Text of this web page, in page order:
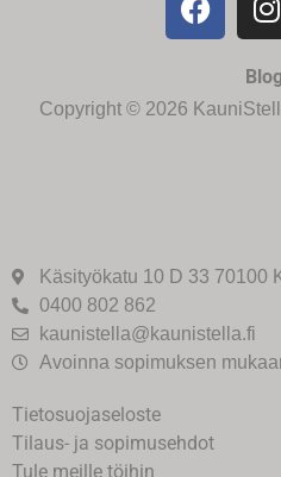
Copyright © 2026
Käsityökatu 10 D 33 70100
0400 802 862
kaunistella@kaunistella.fi
Avoinna sopimuksen
Tietosuojaseloste
Tilaus- ja sopimusehdot
Tule meille töihin